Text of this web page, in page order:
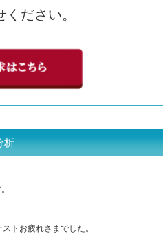
ださい。
析
トお疲れさまでした。